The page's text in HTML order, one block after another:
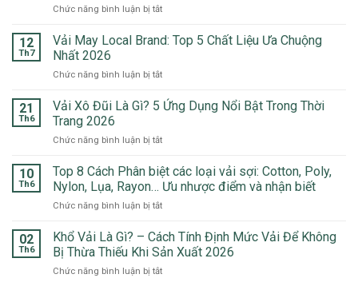
Chức năng bình luận bị tắtở
Phổ
6
Liệu
Trong
Mặc
2026
12
Th7
Vải May Local Brand: Top 5 Chất Liệu Ưa Chuộng
Nhất 2026
Chức năng bình luận bị tắtở
May
Local
Top
Chất
Liệu
Chuộng
2026
21
Th6
Vải Xô Đũi Là Gì? 5 Ứng Dụng Nổi Bật Trong Thời
Trang 2026
Chức năng bình luận bị tắtở
Xô
Đũi
Là
Gì?
Ứng
Dụng
Bật
10
Th6
Top 8 Cách Phân biệt các loại vải sợi: Cotton, Poly,
Nylon, Lụa, Rayon… Ưu nhược điểm và nhận biết
Chức năng bình luận bị tắtở
8
Cách
Phân
biệt
02
Th6
Khổ Vải Là Gì? – Cách Tính Định Mức Vải Để Không
Bị Thừa Thiếu Khi Sản Xuất 2026
Chức năng bình luận bị tắtở